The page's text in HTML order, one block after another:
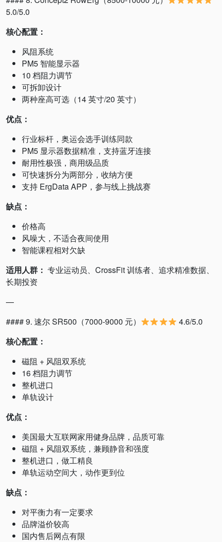
5.0/5.0
核心配置：
风阻系统
PM5 智能显示器
10 档阻力调节
可拆卸设计
两种座高可选（14 英寸/20 英寸）
优点：
行业标杆，奥运会选手训练同款
PM5 显示器数据精准，支持蓝牙连接
耐用性极强，商用级品质
可快速拆分为两部分，收纳方便
支持 ErgData APP，参与线上挑战赛
缺点：
价格高
风噪大，不适合夜间使用
智能课程相对欠缺
适用人群： 专业运动员、CrossFit 训练者、追求精准数据、
长期投资
—
#### 9. 速尔 SR500（7000-9000 元）
4.6/5.0
核心配置：
磁阻 + 风阻双系统
16 档阻力调节
整机进口
单轨设计
优点：
美国最大互联网家用健身品牌，品质可靠
磁阻 + 风阻双系统，兼顾静音和强度
整机进口，做工精良
单轨运动空间大，动作更到位
缺点：
对平衡力有一定要求
品牌溢价较高
国内售后网点有限